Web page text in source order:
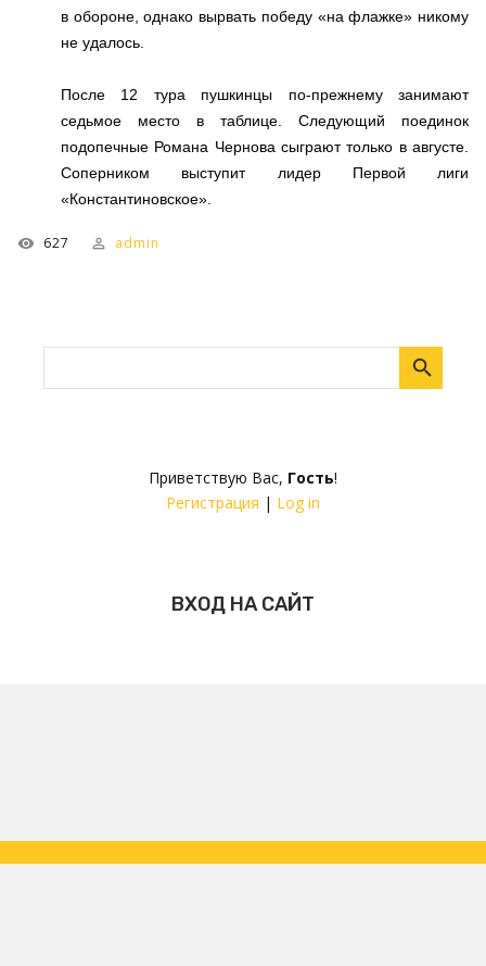
Приветствую Вас, Гость!
Регистрация | Log in
ВХОД НА САЙТ
в обороне, однако вырвать победу «на флажке» никому
не удалось.
После 12 тура пушкинцы по-прежнему занимают
седьмое место в таблице. Следующий поединок
подопечные Романа Чернова сыграют только в августе.
Соперником выступит лидер Первой лиги
«Константиновское».
627 admin